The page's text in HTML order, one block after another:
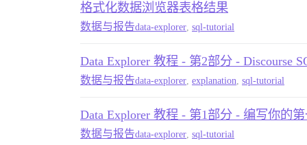
格式化数据浏览器表格结果
数据与报告data-explorer sql-tutorial
Data Explorer 教程 - 第2部分 - Discourse
数据与报告data-explorer explanation sql-tutorial
Data Explorer 教程 - 第1部分 - 编写你的
数据与报告data-explorer sql-tutorial